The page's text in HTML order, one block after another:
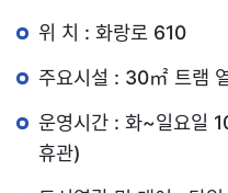
위 치 : 화랑로 610
주요시설 : 30㎡ 트램
운영시간 : 화~일요일
휴관)